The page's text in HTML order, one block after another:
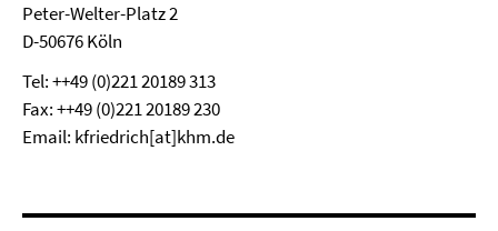
Peter-Welter-Platz 2
D-50676 Köln
Tel: ++49 (0)221 20189 313
Fax: ++49 (0)221 20189 230
Email: kfriedrich[at]khm.de